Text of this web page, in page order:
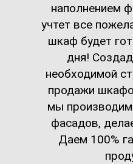
наполнением
учтет все
шкаф будет
дня!
необходимой
продажи
мы
фасадов,
Даем 100%